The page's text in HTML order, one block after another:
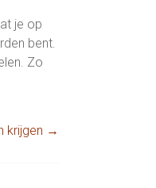
je op
bent.
Zo
krijgen →